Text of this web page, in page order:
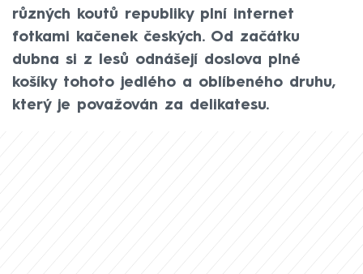
různých koutů republiky plní internet
fotkami kačenek českých. Od začátku
dubna si z lesů odnášejí doslova plné
košíky tohoto jedlého a oblíbeného druhu,
který je považován za delikatesu.